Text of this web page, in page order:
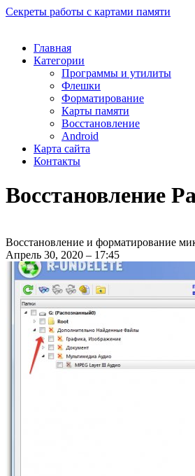
Секреты работы с картами памяти
Главная
Категории
Программы и утилиты
Флешки
Форматирование
Карты памяти
Восстановление
Android
Карта сайта
Контакты
Восстановление
Восстановление и форматирование
Апрель 30, 2020 – 17:45